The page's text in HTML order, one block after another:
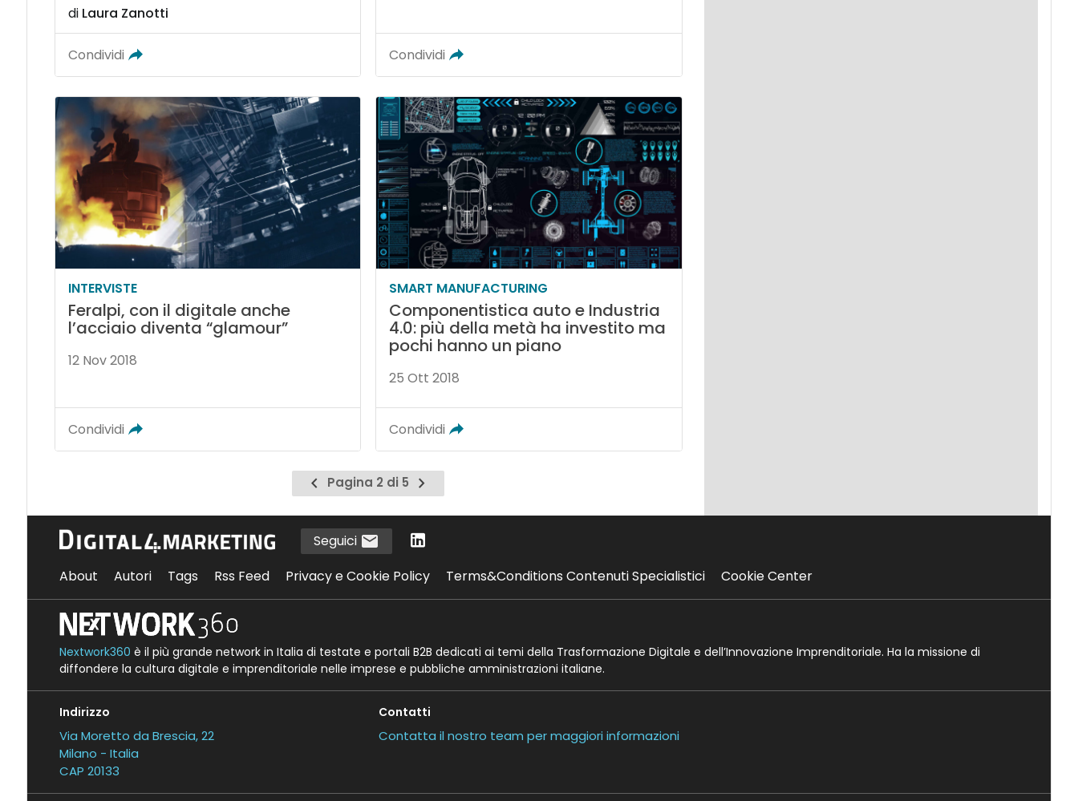
di Laura Zanotti
Condividi Condividi
INTERVISTE
Feralpi, con il digitale anche
l’acciaio diventa “glamour”
12 Nov 2018
Condividi
SMART MANUFACTURING
Componentistica auto e Industria
4.0: più della metà ha investito ma
pochi hanno un piano
25 Ott 2018
Condividi
Pagina
precedente
Pagina 2 di 5
Pagina
successiva
Seguici
About
Autori Tags Rss Feed Privacy e Cookie Policy Terms&Conditions Contenuti Specialistici Cookie Center
Nextwork360 è il più grande network in Italia di testate e portali B2B dedicati ai temi della Trasformazione Digitale e dell’Innovazione Imprenditoriale. Ha la missione di
diffondere la cultura digitale e imprenditoriale nelle imprese e pubbliche amministrazioni italiane.
Indirizzo
Via Moretto da Brescia, 22
Milano - Italia
CAP 20133
Contatti
Contatta il nostro team per maggiori informazioni